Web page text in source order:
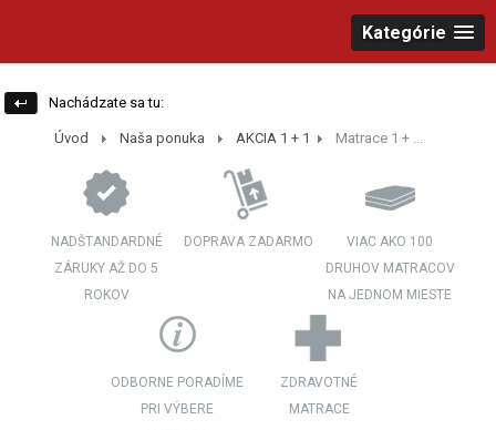
Kategórie
Nachádzate sa tu:
Úvod Naša ponuka AKCIA 1 + 1 Matrace 1 + ...
NADŠTANDARDNÉ
ZÁRUKY AŽ DO 5
ROKOV
DOPRAVA ZADARMO
VIAC AKO 100
DRUHOV MATRACOV
NA JEDNOM MIESTE
ODBORNE PORADÍME
PRI VÝBERE
ZDRAVOTNÉ
MATRACE